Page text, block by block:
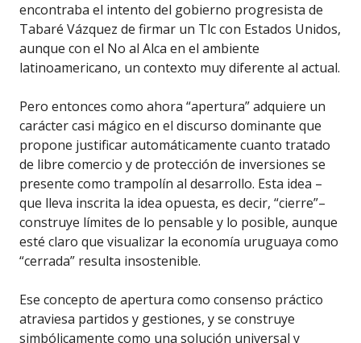
encontraba el intento del gobierno progresista de
Tabaré Vázquez de firmar un Tlc con Estados Unidos,
aunque con el No al Alca en el ambiente
latinoamericano, un contexto muy diferente al actual.
Pero entonces como ahora “apertura” adquiere un
carácter casi mágico en el discurso dominante que
propone justificar automáticamente cuanto tratado
de libre comercio y de protección de inversiones se
presente como trampolín al desarrollo. Esta idea –
que lleva inscrita la idea opuesta, es decir, “cierre”–
construye límites de lo pensable y lo posible, aunque
esté claro que visualizar la economía uruguaya como
“cerrada” resulta insostenible.
Ese concepto de apertura como consenso práctico
atraviesa partidos y gestiones, y se construye
simbólicamente como una solución universal y